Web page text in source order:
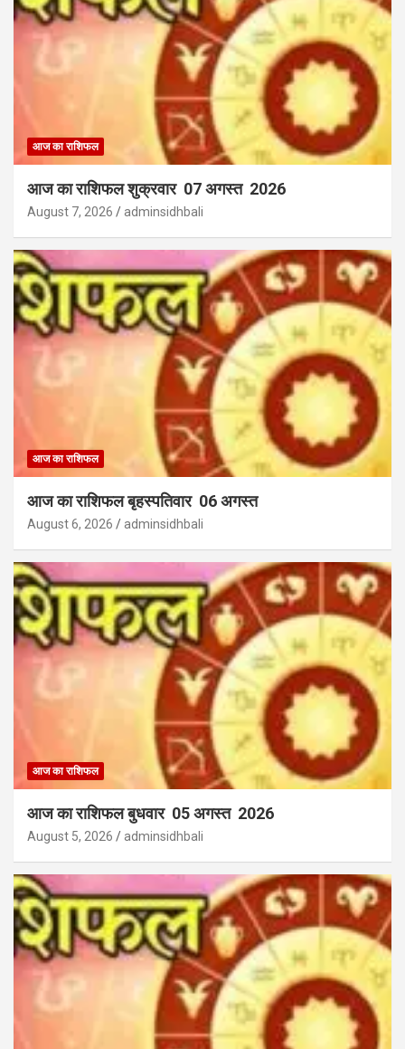
आज का राशिफल
आज का राशिफल शुक्रवार 07 अगस्त 2026
August 7, 2026 adminsidhbali
आज का राशिफल
आज का राशिफल बृहस्पतिवार 06 अगस्त
August 6, 2026 adminsidhbali
आज का राशिफल
आज का राशिफल बुधवार 05 अगस्त 2026
August 5, 2026 adminsidhbali